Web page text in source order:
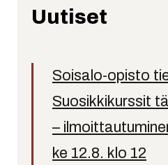
Uutiset
Soisalo-opisto
Suosikkikurssit
–
ke 12.8. klo 12